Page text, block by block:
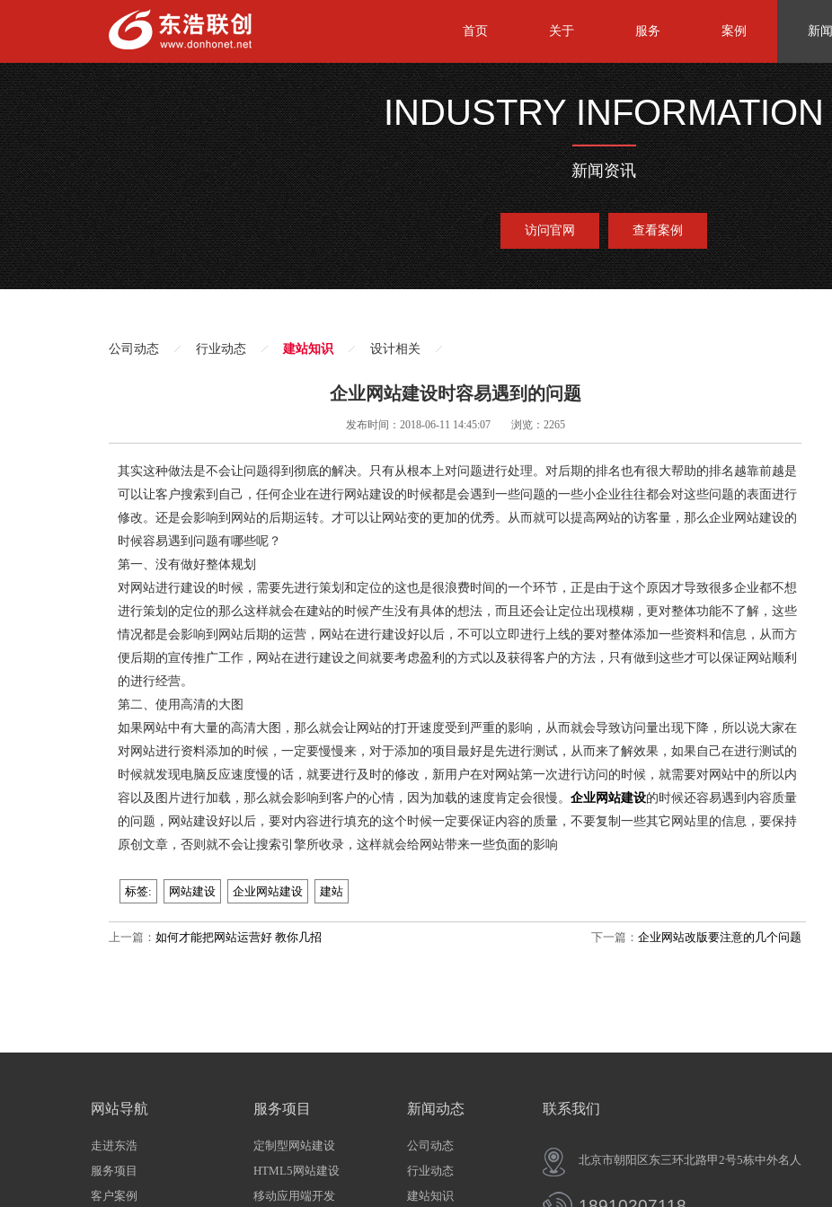
首页 关于 服务 案例 新闻
INDUSTRY INFORMATION
新闻资讯
访问官网 查看案例
公司动态 行业动态 建站知识 设计相关
企业网站建设时容易遇到的问题
发布时间：2018-06-11 14:45:07 浏览：2265
其实这种做法是不会让问题得到彻底的解决。只有从根本上对问题进行处理。对后期的排名也有很大帮助的排名越靠前越是
可以让客户搜索到自己，任何企业在进行网站建设的时候都是会遇到一些问题的一些小企业往往都会对这些问题的表面进行
修改。还是会影响到网站的后期运转。才可以让网站变的更加的优秀。从而就可以提高网站的访客量，那么企业网站建设的
时候容易遇到问题有哪些呢？
第一、没有做好整体规划
对网站进行建设的时候，需要先进行策划和定位的这也是很浪费时间的一个环节，正是由于这个原因才导致很多企业都不想
进行策划的定位的那么这样就会在建站的时候产生没有具体的想法，而且还会让定位出现模糊，更对整体功能不了解，这些
情况都是会影响到网站后期的运营，网站在进行建设好以后，不可以 立即进行上线的要对整体添加一些资料和信息，从而方
便后期的宣传推广工作，网站在进行建设之间就要考虑盈利的方式以及获得客户的方法，只有做到这些才可以保证网站顺利
的进行经营。
第二、使用高清的大图
如果网站中有大量的高清大图，那么就会让网站的打开速度受到严重的影响，从而就会导致访问量出现下降，所以说大家在
对网站进行资料添加的时候，一定要慢慢来，对于添加的项目最好是先进行测试，从而来了解效果，如果自己在进行测试的
时候就发现电脑反应速度慢的话，就要进行及时的修改，新用户在对网站第一次进行访问的时候，就需要对网站中的所以内
容以及图片进行加载，那么就会影响到客户的心情，因为加载的速度肯定会很慢。 企业网站建设的时候还容易遇到内容质量
的问题，网站建设好以后，要对内容进行填充的这个时候一定要保证内容的质量，不要复制一些其它网站里的信息，要保持
原创文章，否则就不会让搜索引擎所收录，这样就会给网站带来一些负面的影响
标签: 网站建设 企业网站建设 建站
上一篇： 如何才能把网站运营好 教你几招 下一篇：企业网站改版要注意的几个问题
网站导航
走进东浩
服务项目
客户案例
服务项目
定制型网站建设
HTML5网站建设
移动应用端开发
新闻动态
公司动态
行业动态
建站知识
联系我们
北京市朝阳区东三环北路甲2号5栋中外名人